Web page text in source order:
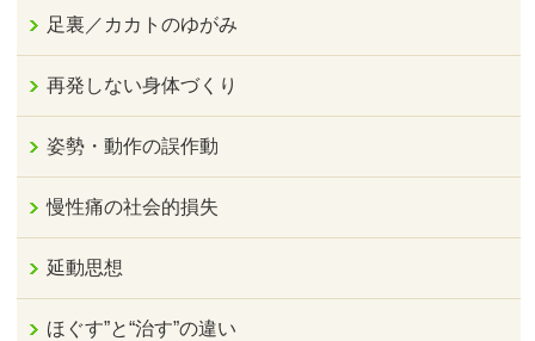
足裏／カカトのゆがみ
再発しない身体づくり
姿勢・動作の誤作動
慢性痛の社会的損失
延動思想
ほぐす”と“治す”の違い